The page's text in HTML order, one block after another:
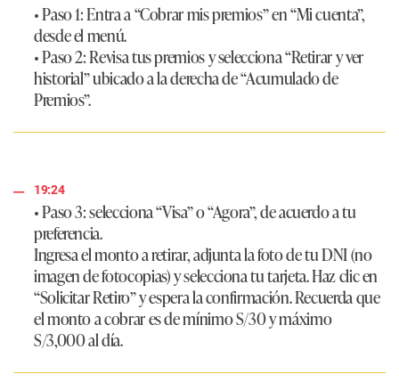
•Paso 1: Entra a “Cobrar mis premios” en “Mi cuenta”,
desde el menú.
•Paso 2: Revisa tus premios y selecciona “Retirar y ver
historial” ubicado a la derecha de “Acumulado de
Premios”.
19:24
•Paso 3: selecciona “Visa” o “Agora”, de acuerdo a tu
preferencia.
Ingresa el monto a retirar, adjunta la foto de tu DNI (no
imagen de fotocopias) y selecciona tu tarjeta. Haz clic en
“Solicitar Retiro” y espera la confirmación. Recuerda que
el monto a cobrar es de mínimo S/30 y máximo
S/3,000 al día.